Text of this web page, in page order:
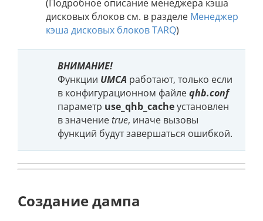
(Подробное описание менеджера кэша
дисковых блоков см. в разделе Менеджер
кэша дисковых блоков TARQ)
ВНИМАНИЕ!
Функции UMCA работают, только если
в конфигурационном файлеqhb.conf
параметр use_qhb_cacheустановлен
в значениеtrue, иначе вызовы
функций будут завершаться ошибкой.
Создание дампа